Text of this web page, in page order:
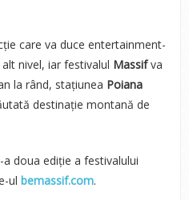
care va duce entertainment-
nivel, iar festivalul Massifva
la rând, stațiunea Poiana
destinație montană de
doua ediție a festivalului
ul bemassif.com.